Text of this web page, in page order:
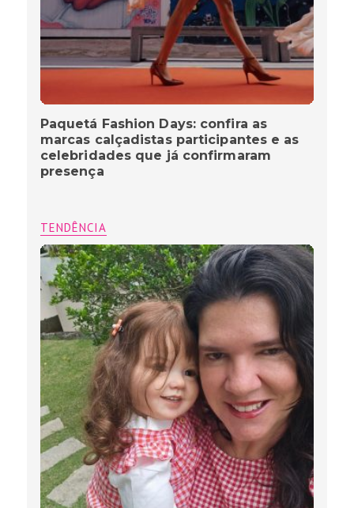
Paquetá Fashion Days: confira as
marcas calçadistas participantes e as
celebridades que já confirmaram
presença
TENDÊNCIA